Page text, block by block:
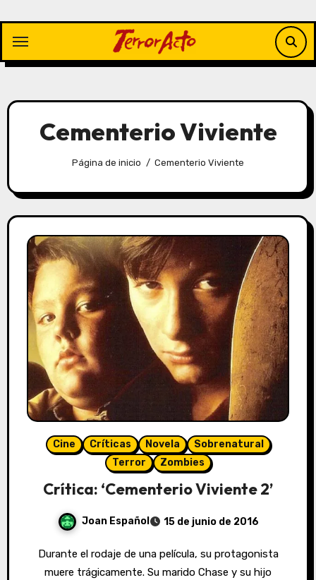
contenido
Cementerio Viviente
Página de inicio Cementerio Viviente
Cine Críticas Novela
Sobrenatural
Terror
Zombies
Crítica: ‘Cementerio Viviente 2’
Joan Español 15 de junio de 2016
Durante el rodaje de una película, su protagonista
muere trágicamente. Su marido Chase y su hijo